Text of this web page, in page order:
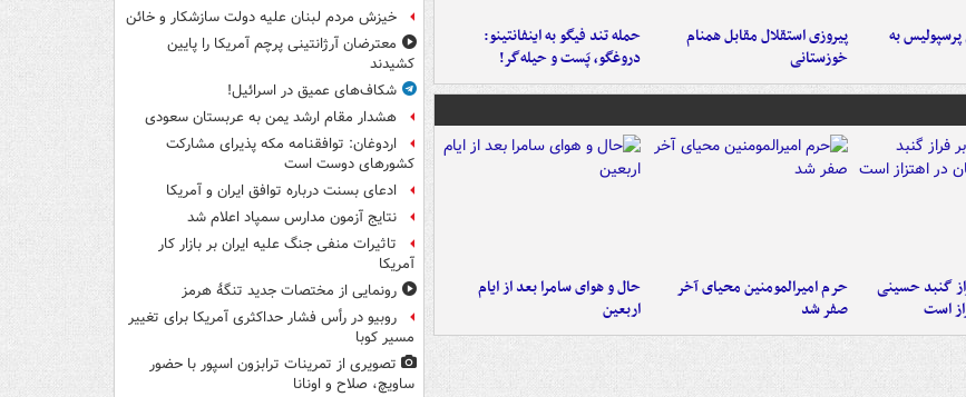
به
پیروزی استقلال مقابل همنام
خوزستانی
حمله تند فیگو به اینفانتینو:
دروغگو، پَست‌ و حیله‌گر!
گنبد حسینی
است
حرم امیرالمومنین محیای آخر
صفر شد
حال و هوای سامرا بعد از ایام
اربعین
خیزش مردم لبنان علیه دولت سازشکار و خائن
معترضان آرژانتینی پرچم آمریکا را پایین
کشیدند
شکاف‌های عمیق در اسرائیل!
هشدار مقام ارشد یمن به عربستان سعودی
اردوغان: توافقنامه مکه پذیرای مشارکت
کشورهای دوست است
ادعای بسنت درباره توافق ایران و آمریکا
نتایج آزمون مدارس سمپاد اعلام شد
تاثیرات منفی جنگ علیه ایران بر بازار کار
آمریکا
رونمایی از مختصات جدید تنگۀ هرمز
روبیو در رأس فشار حداکثری آمریکا برای تغییر
مسیر کوبا
تصویری از تمرینات ترابزون اسپور با حضور
ساویچ، صلاح و اونانا